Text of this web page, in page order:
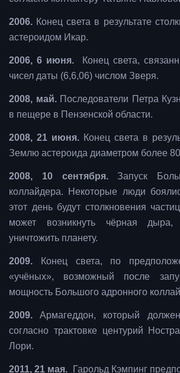
2006. Конец света в результате
астероидом Икар.
2006, 6 июня. Конец света,
чисел даты (6,6,06) числом Зверя.
2008, май.Последователи Петра
в пещере в Пензенской области.
2008, 21 июня. Конец света в
Землю астероида диаметром более
2008, 10 сентября.Запуск
коллайдера. Некоторые люди
этот день будут столкновения
может возникнуть чёрная дыра,
уничтожить планету.
2009. Конец света, по
«учёных», возможный после
мощность Большого адронного
2009. Армагеддон, который
согласно трактовке центурий
Лори.
2011, 21 мая. Гарольд Кэмпинг